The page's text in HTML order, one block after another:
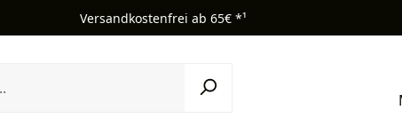
Versandkostenfrei ab 65€ *¹